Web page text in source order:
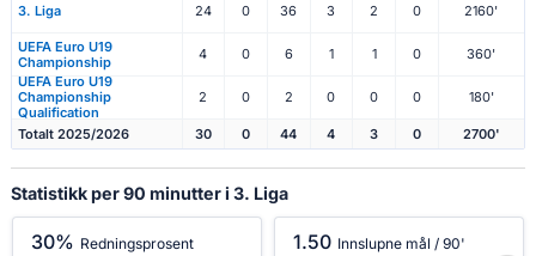
3. Liga 24 0 36 3 2 0 2160'
UEFA Euro U19
Championship
4 0 6 1 1 0
360'
UEFA Euro U19
Championship
Qualification
2 0 2 0 0 0 180'
Totalt 2025/2026 30 0 44 4 3 0 2700'
Statistikk per 90 minutter i 3. Liga
30% Redningsprosent 1.50 Innslupne mål / 90'